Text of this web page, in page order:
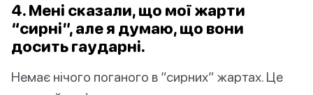
4. Мені сказали, що мої жарти
“сирні”, але я думаю, що вони
доситьгаударні.
Немає нічого поганого в “сирних” жартах. Це